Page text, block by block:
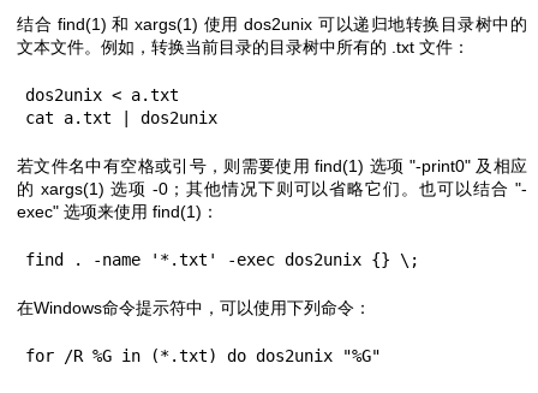
结合 find(1) 和xargs(1) 使用 dos2unix 可以递归地转换目录树中的
文本文件。例如，转换当前目录的目录树中所有的 .txt 文件：
dos2unix < a.txt
cat a.txt | dos2unix
若文件名中有空格或引号，则需要使用find(1) 选项 "-print0"及相应
的 xargs(1) 选项 -0；其他情况下则可以省略它们。也可以结合"-
exec" 选项来使用 find(1) ：
find . -name '*.txt' -exec dos2unix {} \;
在Windows命令提示符中，可以使用下列命令：
for /R %G in (*.txt) do dos2unix "%G"